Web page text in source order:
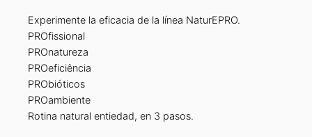
Experimente la eficacia de la línea NaturEPRO.
PROfissional
PROnatureza
PROeficiência
PRObióticos
PROambiente
Rotina natural entiedad, en 3 pasos.